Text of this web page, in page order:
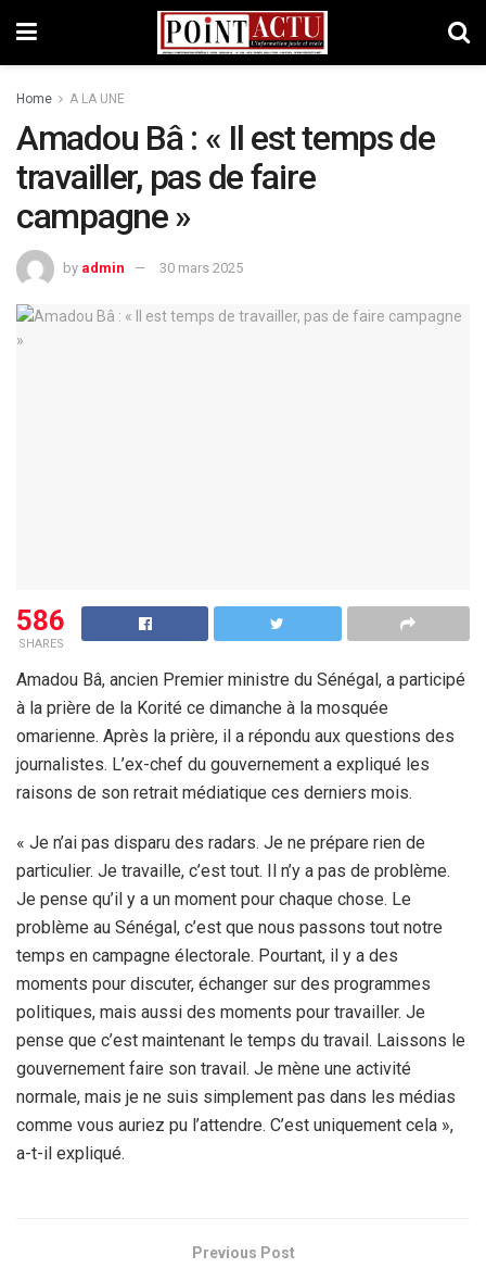
Home A LA UNE
Amadou Bâ : « Il est temps de
travailler, pas de faire
campagne »
by admin 30 mars 2025
586
SHARES
Amadou Bâ, ancien Premier ministre du Sénégal, a participé
à la prière de la Korité ce dimanche à la mosquée
omarienne. Après la prière, il a répondu aux questions des
journalistes. L’ex-chef du gouvernement a expliqué les
raisons de son retrait médiatique ces derniers mois.
« Je n’ai pas disparu des radars. Je ne prépare rien de
particulier. Je travaille, c’est tout. Il n’y a pas de problème.
Je pense qu’il y a un moment pour chaque chose. Le
problème au Sénégal, c’est que nous passons tout notre
temps en campagne électorale. Pourtant, il y a des
moments pour discuter, échanger sur des programmes
politiques, mais aussi des moments pour travailler. Je
pense que c’est maintenant le temps du travail. Laissons le
gouvernement faire son travail. Je mène une activité
normale, mais je ne suis simplement pas dans les médias
comme vous auriez pu l’attendre. C’est uniquement cela »,
a-t-il expliqué.
Previous Post